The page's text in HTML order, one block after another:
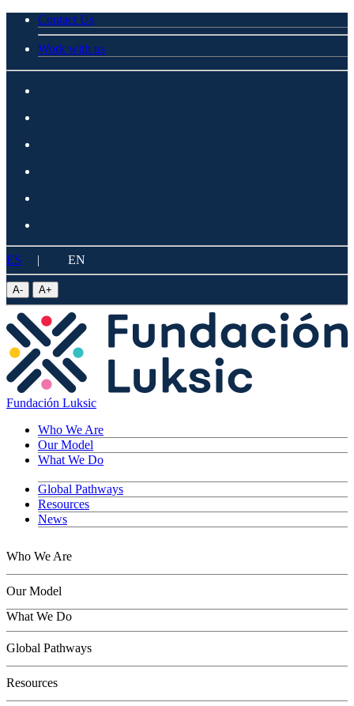
Contact Us
Work with us
ES | EN
A- A+
Fundación Luksic
Who We Are
Our Model
What We Do
Global Pathways
Resources
News
Who We Are
Our Model
What We Do
Youth
Adults
Seniors
Conservation
Global Pathways
Resources